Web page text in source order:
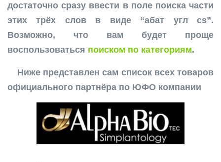
достаточно сразу ввести в поле поиска части
этих трёх слов в виде “абат угл cs”.
Возможно, что вам будет проще
воспользоваться поиском по категориям.
Ниже представлен сам список всех товаров
официального партнёра по ЮФО компании